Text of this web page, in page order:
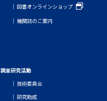
図書オンラインショップ
機関誌のご案内
調査研究活動
技術委員会
研究助成